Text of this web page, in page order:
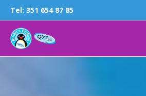
Tel: 351 654 87 85